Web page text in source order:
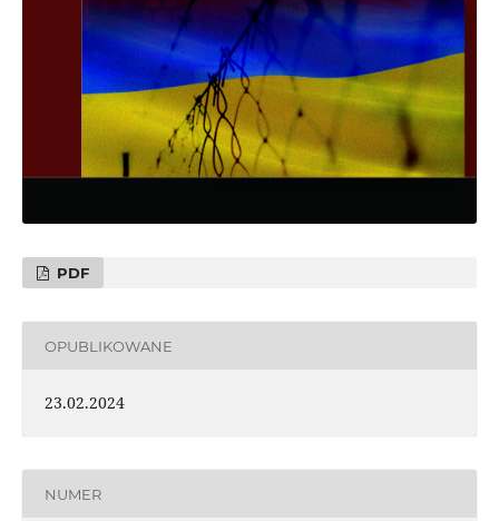
PDF
OPUBLIKOWANE
23.02.2024
NUMER